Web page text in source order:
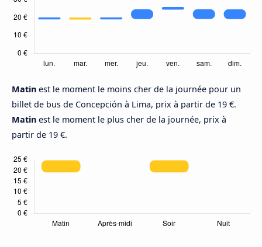
Matin est le moment le moins cher de la journée pour un
billet de bus de Concepción à Lima, prix à partir de 19 €.
Matin est le moment le plus cher de la journée, prix à
partir de 19 €.